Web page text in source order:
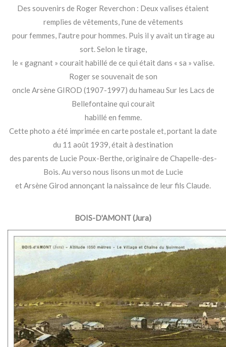
Des souvenirs de Roger Reverchon : Deux valises étaient
remplies de vêtements, l'une de vêtements
pour femmes, l'autre pour hommes. Puis il y avait un tirage au
sort. Selon le tirage,
le « gagnant » courait habillé de ce qui était dans « sa » valise.
Roger se souvenait de son
oncle Arsène GIROD (1907-1997) du hameau Sur les Lacs de
Bellefontaine qui courait
habillé en femme.
Cette photo a été imprimée en carte postale et, portant la date
du 11 août 1939, était à destination
des parents de Lucie Poux-Berthe, originaire de Chapelle-des-
Bois. Au verso nous lisons un mot de Lucie
et Arsène Girod annonçant la naissaince de leur fils Claude.
BOIS-D'AMONT (Jura)